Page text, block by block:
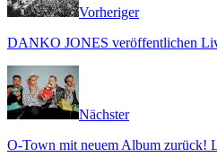
Vorheriger
DANKO JONES veröffentlichen
Nächster
O-Town mit neuem Album zurück!